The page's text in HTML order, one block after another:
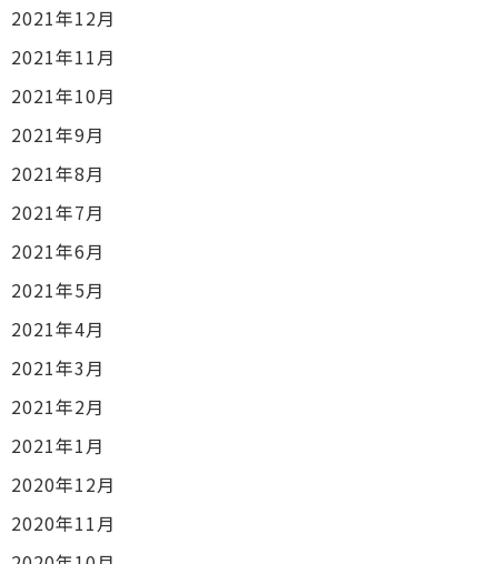
2021年12月
2021年11月
2021年10月
2021年9月
2021年8月
2021年7月
2021年6月
2021年5月
2021年4月
2021年3月
2021年2月
2021年1月
2020年12月
2020年11月